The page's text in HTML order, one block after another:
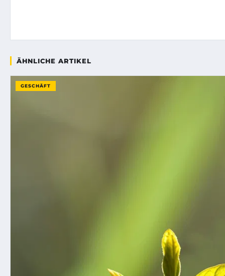
ÄHNLICHE ARTIKEL
GESCHÄFT